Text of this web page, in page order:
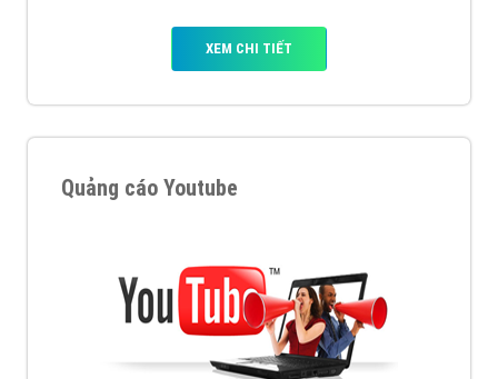
XEM CHI TIẾT
Quảng cáo Youtube